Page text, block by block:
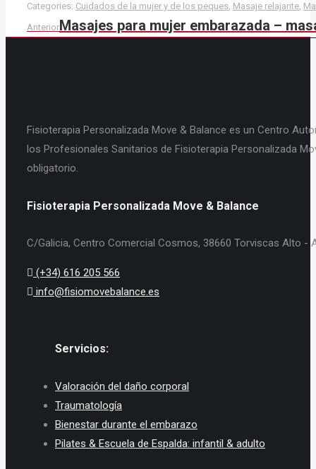
Categories: Cuidados de la mujer y de los peques, Masaje relajante,
Navegación
AnteriorProyecto
Masajes para mujer embarazada –
Fisioterapia Personalizada Move & Balance es un Centro
los Profesionales Sanitarios de Fisioterapia Personalizada
obligatorio.
Fisioterapia Personalizada Move & Balance
C/Galicia, Centro Comercial Cosmos, 38660 Torviscas Alto -
(+34) 616 205 566
info@fisiomovebalance.es
Servicios:
Valoración del daño corporal
Traumatología
Bienestar durante el embarazo
Pilates & Escuela de Espalda: infantil & adulto